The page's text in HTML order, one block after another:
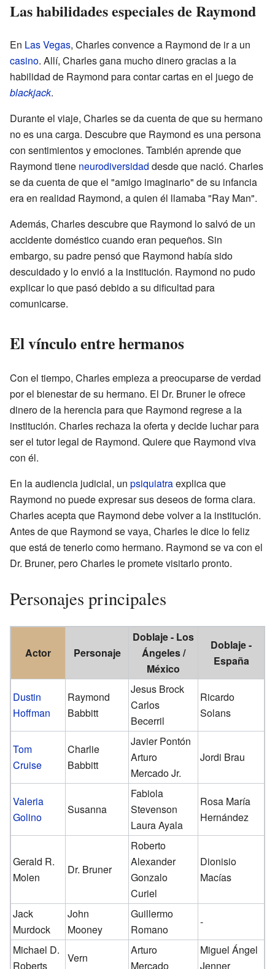
Las habilidades especiales de Raymond
En Las Vegas, Charles convence a Raymond de ir a un
casino. Allí, Charles gana mucho dinero gracias a la
habilidad de Raymond para contar cartas en el juego de
blackjack.
Durante el viaje, Charles se da cuenta de que su hermano
no es una carga. Descubre que Raymond es una persona
con sentimientos y emociones. También aprende que
Raymond tiene neurodiversidad desde que nació. Charles
se da cuenta de que el "amigo imaginario" de su infancia
era en realidad Raymond, a quien él llamaba "Ray Man".
Además, Charles descubre que Raymond lo salvó de un
accidente doméstico cuando eran pequeños. Sin
embargo, su padre pensó que Raymond había sido
descuidado y lo envió a la institución. Raymond no pudo
explicar lo que pasó debido a su dificultad para
comunicarse.
El vínculo entre hermanos
Con el tiempo, Charles empieza a preocuparse de verdad
por el bienestar de su hermano. El Dr. Bruner le ofrece
dinero de la herencia para que Raymond regrese a la
institución. Charles rechaza la oferta y decide luchar para
ser el tutor legal de Raymond. Quiere que Raymond viva
con él.
En la audiencia judicial, un psiquiatraexplica que
Raymond no puede expresar sus deseos de forma clara.
Charles acepta que Raymond debe volver a la institución.
Antes de que Raymond se vaya, Charles le dice lo feliz
que está de tenerlo como hermano. Raymond se va con el
Dr. Bruner, pero Charles le promete visitarlo pronto.
Personajes principales
Actor Personaje
Doblaje - Los
Ángeles /
México
Doblaje -
España
Dustin
Hoffman
Raymond
Babbitt
Jesus Brock
Carlos
Becerril
Ricardo
Solans
Tom
Cruise
Charlie
Babbitt
Javier Pontón
Arturo
Mercado Jr.
Jordi Brau
Valeria
Golino
Susanna
Fabiola
Stevenson
Laura Ayala
Rosa María
Hernández
Gerald R.
Molen
Dr. Bruner
Roberto
Alexander
Gonzalo
Curiel
Dionisio
Macías
Jack
Murdock
John
Mooney
Guillermo
Romano
-
Michael D.
Roberts
Vern
Arturo
Mercado
Miguel Ángel
Jenner